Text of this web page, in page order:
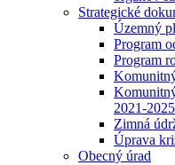
Strategické
Územný
Program
Program
2021-2025
Zimná
Úprava
Obecný úrad